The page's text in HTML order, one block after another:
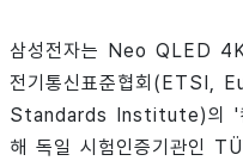
삼성전자는 Neo QLED
전기통신표준협회(ETSI,
Standards Institute)의 '
해 독일 시험인증기관인